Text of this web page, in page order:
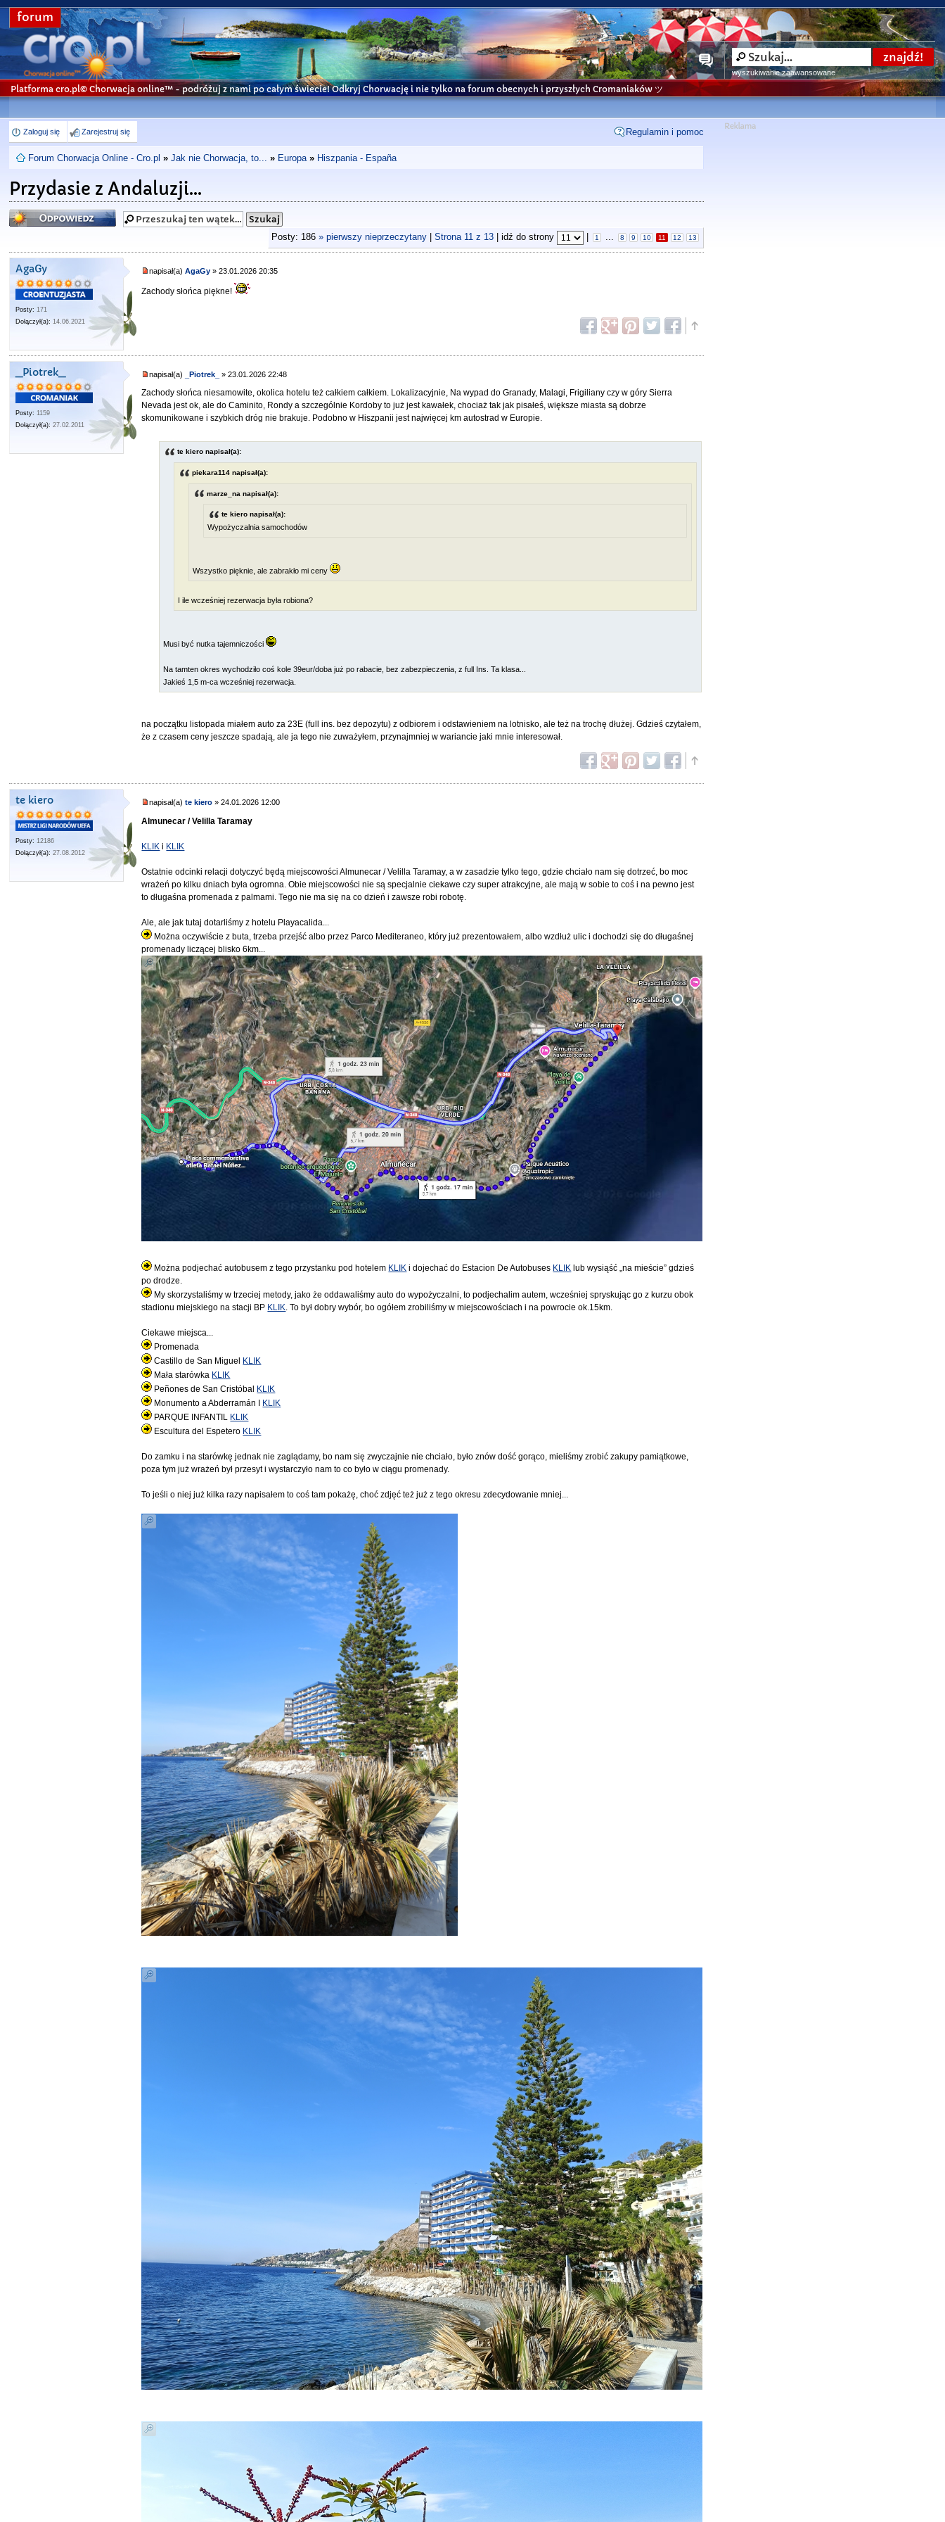
forum
wyszukiwanie zaawansowane
Platforma cro.pl© Chorwacja online™ - podróżuj z nami po całym świecie! Odkryj Chorwację i nie tylko na forum obecnych i przyszłych Cromaniaków ツ
Zaloguj się Zarejestruj się Regulamin i pomoc
Forum Chorwacja Online - Cro.pl » Jak nie Chorwacja, to... » Europa » Hiszpania - España
Przydasie z Andaluzji...
Odpowiedz
Posty: 186 » pierwszy nieprzeczytany| Strona 11z 13| idź do strony 1 ... 8 9 10 11 12 13
AgaGy
Posty: 171
Dołączył(a): 14.06.2021
napisał(a)AgaGy » 23.01.2026 20:35
Zachody słońca piękne!
_Piotrek_
Posty: 1159
Dołączył(a): 27.02.2011
napisał(a) _Piotrek_ » 23.01.2026 22:48
Zachody słońca niesamowite, okolica hotelu też całkiem całkiem. Lokalizacyjnie, Na wypad do Granady, Malagi, Frigiliany czy w góry Sierra
Nevada jest ok, ale do Caminito, Rondy a szczególnie Kordoby to już jest kawałek, chociaż tak jak pisałeś, większe miasta są dobrze
skomunikowane i szybkich dróg nie brakuje. Podobno w Hiszpanii jest najwięcej km autostrad w Europie.
te kiero napisał(a):
piekara114 napisał(a):
marze_na napisał(a):
te kiero napisał(a):
Wypożyczalnia samochodów
Wszystko pięknie, ale zabrakło mi ceny
I ile wcześniej rezerwacja była robiona?
Musi być nutka tajemniczości
Na tamten okres wychodziło coś kole 39eur/doba już po rabacie, bez zabezpieczenia, z full Ins. Ta klasa...
Jakieś 1,5 m-ca wcześniej rezerwacja.
na początku listopada miałem auto za 23E (full ins. bez depozytu) z odbiorem i odstawieniem na lotnisko, ale też na trochę dłużej. Gdzieś czytałem,
że z czasem ceny jeszcze spadają, ale ja tego nie zuważyłem, przynajmniej w wariancie jaki mnie interesował.
te kiero
Posty: 12186
Dołączył(a): 27.08.2012
napisał(a)te kiero » 24.01.2026 12:00
Almunecar / Velilla Taramay
KLIK i KLIK
Ostatnie odcinki relacji dotyczyć będą miejscowości Almunecar / Velilla Taramay, a w zasadzie tylko tego, gdzie chciało nam się dotrzeć, bo moc
wrażeń po kilku dniach była ogromna. Obie miejscowości nie są specjalnie ciekawe czy super atrakcyjne, ale mają w sobie to coś i na pewno jest
to długaśna promenada z palmami. Tego nie ma się na co dzień i zawsze robi robotę.
Ale, ale jak tutaj dotarliśmy z hotelu Playacalida...
Można oczywiście z buta, trzeba przejść albo przez Parco Mediteraneo, który już prezentowałem, albo wzdłuż ulic i dochodzi się do długaśnej
promenady liczącej blisko 6km...
Można podjechać autobusem z tego przystanku pod hotelem KLIK i dojechać do Estacion De Autobuses KLIK lub wysiąść „na mieście” gdzieś
po drodze.
My skorzystaliśmy w trzeciej metody, jako że oddawaliśmy auto do wypożyczalni, to podjechalim autem, wcześniej spryskując go z kurzu obok
stadionu miejskiego na stacji BP KLIK. To był dobry wybór, bo ogółem zrobiliśmy w miejscowościach i na powrocie ok.15km.
Ciekawe miejsca...
Promenada
Castillo de San Miguel
KLIK
Mała starówka KLIK
Peñones de San Cristóbal KLIK
Monumento a Abderramán I
KLIK
PARQUE INFANTIL KLIK
Escultura del Espetero KLIK
Do zamku i na starówkę jednak nie zaglądamy, bo nam się zwyczajnie nie chciało, było znów dość gorąco, mieliśmy zrobić zakupy pamiątkowe,
poza tym już wrażeń był przesyt i wystarczyło nam to co było w ciągu promenady.
To jeśli o niej już kilka razy napisałem to coś tam pokażę, choć zdjęć też już z tego okresu zdecydowanie mniej...